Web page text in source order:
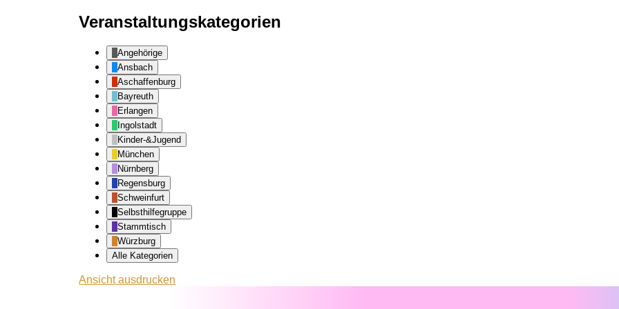
Veranstaltungskategorien
Angehörige
Ansbach
Aschaffenburg
Bayreuth
Erlangen
Ingolstadt
Kinder-&Jugend
München
Nürnberg
Regensburg
Schweinfurt
Selbsthilfegruppe
Stammtisch
Würzburg
Alle Kategorien
Ansichtausdrucken